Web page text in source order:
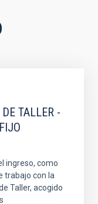
TALLER -
ingreso, como
trabajo con la
Taller, acogido